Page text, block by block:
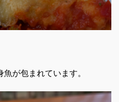
が包まれています。